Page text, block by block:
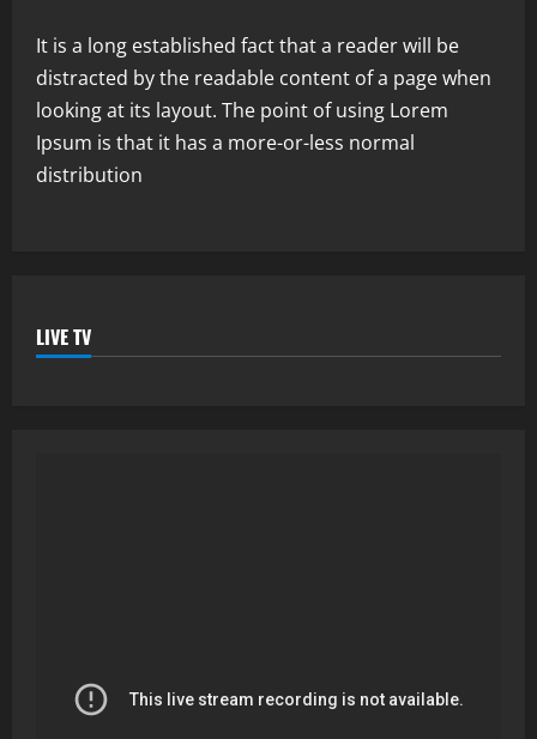
It is a long established fact that a reader will be
distracted by the readable content of a page when
looking at its layout. The point of using Lorem
Ipsum is that it has a more-or-less normal
distribution
LIVE TV